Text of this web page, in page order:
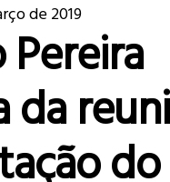
de 2019
da
do